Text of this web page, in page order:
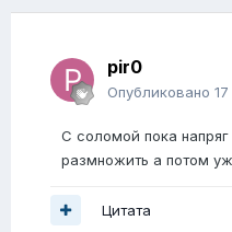
pir0
Опубликовано
С соломой пока напряг
размножить а потом
Цитата